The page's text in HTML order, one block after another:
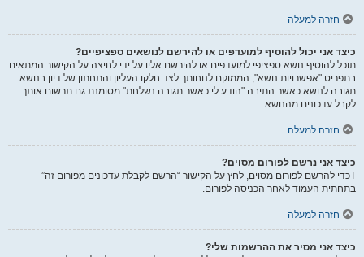
חזרה למעלה
כיצד אני יכול להוסיף למועדפים או להירשם לנושאים ספציפיים?
תוכל להוסיף נושא ספציפי למועדפים או להירשם אליו על ידי לחיצה על הקישור המתאים
בתפריט "אפשרויות נושא", הממוקם לנוחותך לצד חלקו העליון והתחתון של דיון בנושא.
תגובה לנושא כאשר התיבה "הודע לי כאשר תגובה נשלחת" מסומנת גם תרשום אותך
לקבל עדכונים מהנושא.
חזרה למעלה
כיצד אני נרשם לפורום מסוים?
Tכדי להרשם לפורום מסוים, לחץ על הקישור “הרשם לקבלת עדכונים מפורום זה”
בתחתית העמוד לאחר הכניסה לפורום.
חזרה למעלה
כיצד אני מסיר את ההרשמות שלי?